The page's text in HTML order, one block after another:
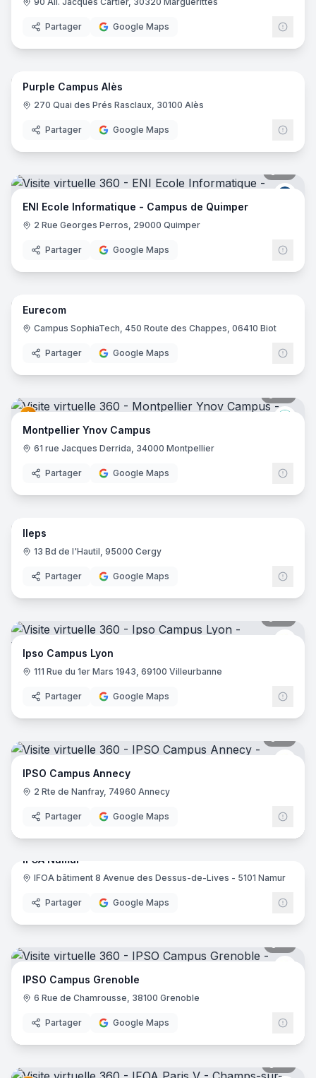
Partager Google Maps
20
Purple Campus Alès
270 Quai des Prés Rasclaux, 30100 Alès
Partager Google Maps
ENI
ENI Ecole Informatique - Campus de Quimper
2 Rue Georges Perros, 29000 Quimper
Partager Google Maps
61
Eurecom
Campus SophiaTech, 450 Route des Chappes, 06410 Biot
Partager Google Maps
Montpellier Ynov Campus
61 rue Jacques Derrida, 34000 Montpellier
Partager Google Maps
41
Ileps
13 Bd de l'Hautil, 95000 Cergy
Partager Google Maps
Ipso Campus Lyon
111 Rue du 1er Mars 1943, 69100 Villeurbanne
Partager Google Maps
IPSO Campus Annecy
2 Rte de Nanfray, 74960 Annecy
Partager Google Maps
17
IFOA Namur
IFOA bâtiment 8 Avenue des Dessus-de-Lives - 5101 Namur
Partager Google Maps
IPSO Campus Grenoble
6 Rue de Chamrousse, 38100 Grenoble
Partager Google Maps